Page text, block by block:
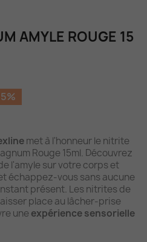
AMYLE ROUGE 15
met à l'honneur le nitrite
Rouge 15ml. Découvrez
l'amyle sur votre corps et
échappez-vous sans aucune
présent. Les nitrites de
place au lâcher-prise
une expérience sensorielle